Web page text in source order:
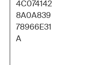
4C074142
8A0A839
78966E31
A